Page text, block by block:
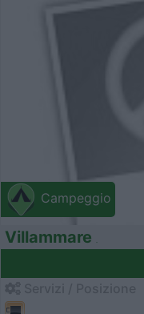
Campeggio
Villammare